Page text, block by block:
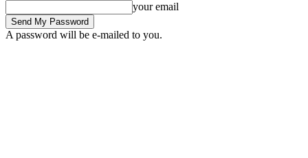
your email
A password will be e-mailed to you.